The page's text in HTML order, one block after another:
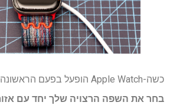
כשה-Apple Watch הופעל בפעם הראשונה, הגיע הזמן לעשות זאת
בחר את השפה הרצויה שלך יחד עם